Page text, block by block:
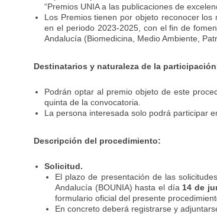
“Premios UNIA a las publicaciones de
Los Premios tienen por objeto reconocer
en el periodo 2023-2025, con el fin de
Andalucía (Biomedicina, Medio Ambiente,
Destinatarios y naturaleza de la
Podrán optar al premio objeto de este
quinta de la convocatoria.
La persona interesada solo podrá participar
Descripción del procedimiento:
Solicitud.
El plazo de presentación de las
Andalucía (BOUNIA) hasta el día 14 de
formulario oficial del presente
En concreto deberá registrarse y